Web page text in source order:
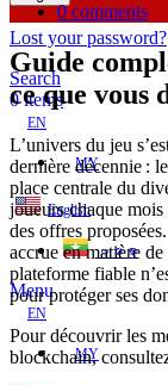
Lost your password?
Search
0items
EN
MY
English
ဗမာစာ
Menu
EN
MY
0 comments
Guide
ce que vous
L’univers du jeu
dernière décennie :
place centrale du
joueurs chaque mois
des offres
accrue en matière
plateforme fiable
pour protéger ses
Pour découvrir les
blockchain,